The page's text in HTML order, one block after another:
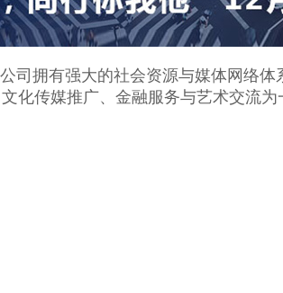
司拥有强大的社会资源与媒体网络体
化传媒推广、金融服务与艺术交流为